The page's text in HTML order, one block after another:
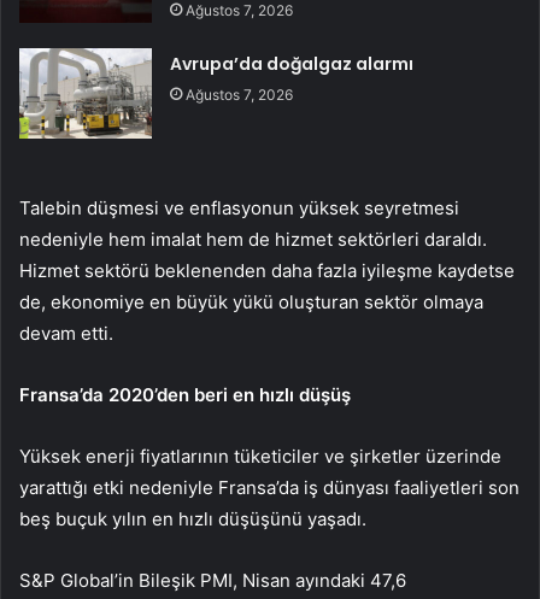
Ağustos 7, 2026
Avrupa’da doğalgaz alarmı
Ağustos 7, 2026
Talebin düşmesi ve enflasyonun yüksek seyretmesi
nedeniyle hem imalat hem de hizmet sektörleri daraldı.
Hizmet sektörü beklenenden daha fazla iyileşme kaydetse
de, ekonomiye en büyük yükü oluşturan sektör olmaya
devam etti.
Fransa’da 2020’den beri en hızlı düşüş
Yüksek enerji fiyatlarının tüketiciler ve şirketler üzerinde
yarattığı etki nedeniyle Fransa’da iş dünyası faaliyetleri son
beş buçuk yılın en hızlı düşüşünü yaşadı.
S&P Global’in Bileşik PMI, Nisan ayındaki 47,6